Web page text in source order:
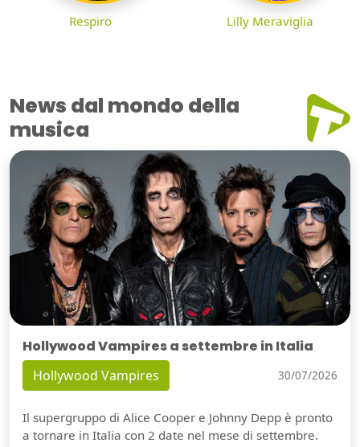
Respiro Lilly Meraviglia
News dal mondo della
musica
Hollywood Vampires a settembre in Italia
Hollywood Vampires 30/07/2026
Il supergruppo di Alice Cooper e Johnny Depp è pronto
a tornare in Italia con 2 date nel mese di settembre.